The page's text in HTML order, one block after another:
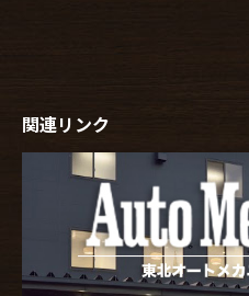
関連リンク